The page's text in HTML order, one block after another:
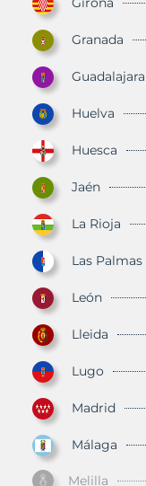
Granada
Guadalajara
Huelva
Huesca
Jaén
La Rioja
Las Palmas
León
Lleida
Lugo
Madrid
Málaga
Melilla